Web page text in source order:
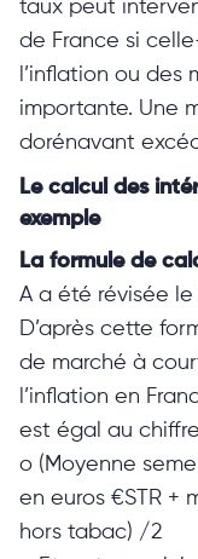
taux peut
de France si
l’inflation ou des
importante. Une
dorénavant
Le calcul des
exemple
La formule de
A a été révisée le
D’après cette
de marché à
l’inflation en
est égal au
o (Moyenne
en euros €STR +
hors tabac) /2